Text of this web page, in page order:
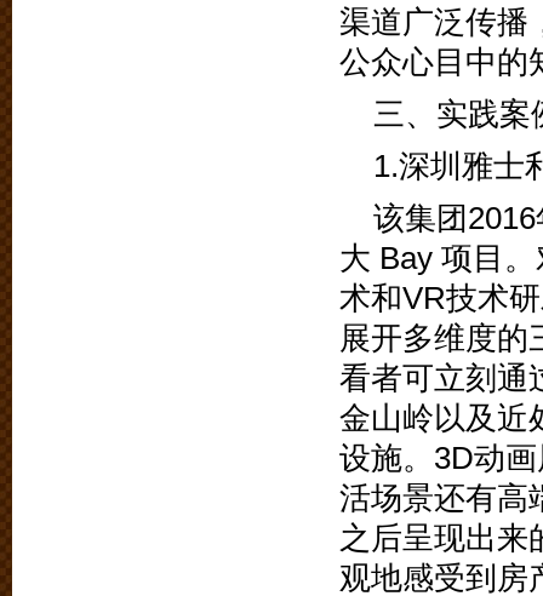
渠道广泛传播
公众心目中的
三、实践案
1.深圳雅士
该集团
大 Bay 项目
术和VR技术
展开多维度的
看者可立刻通
金山岭以及近
设施。3D动
活场景还有高
之后呈现出来
观地感受到房